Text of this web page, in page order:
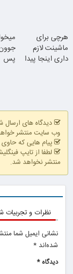
نتیجه‌ای طبیعی
هرچی برای
ماشینت لازم
داری اینجا پیدا
پس
دیدگاه های
وب سایت منتشر
پیام هایی که
لطفا از تایپ
منتشر نخواهد شد.
نظرات و تجربیات
نشانی ایمیل شما
شده‌اند *
دیدگاه*